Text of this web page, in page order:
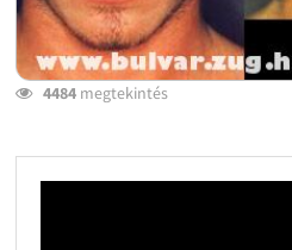
4484megtekintés